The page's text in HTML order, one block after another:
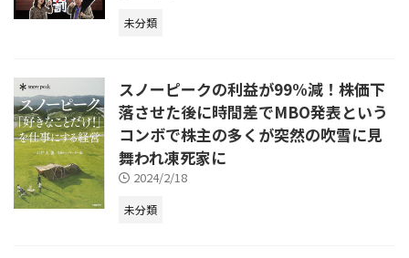
未分類
スノーピークの利益が99%減！株価下
落させた後に時間差でMBO発表という
コンボで株主の多くが突然の吹雪に見
舞われ凍死家に
2024/2/18
未分類